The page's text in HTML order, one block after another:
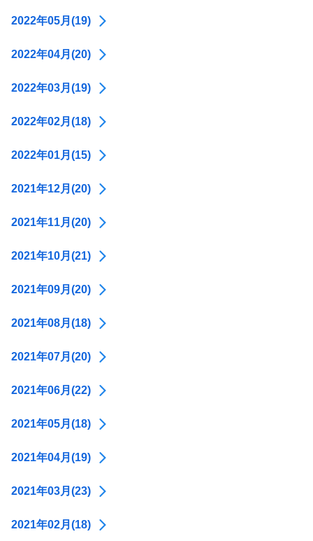
2022年05月(19)
2022年04月(20)
2022年03月(19)
2022年02月(18)
2022年01月(15)
2021年12月(20)
2021年11月(20)
2021年10月(21)
2021年09月(20)
2021年08月(18)
2021年07月(20)
2021年06月(22)
2021年05月(18)
2021年04月(19)
2021年03月(23)
2021年02月(18)